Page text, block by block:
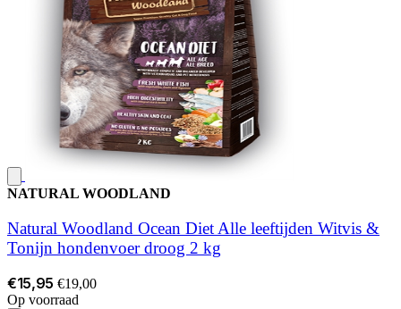
NATURAL WOODLAND
Natural Woodland Ocean Diet Alle leeftijden Witvis &
Tonijn hondenvoer droog 2 kg
€15,95 €19,00
Op voorraad